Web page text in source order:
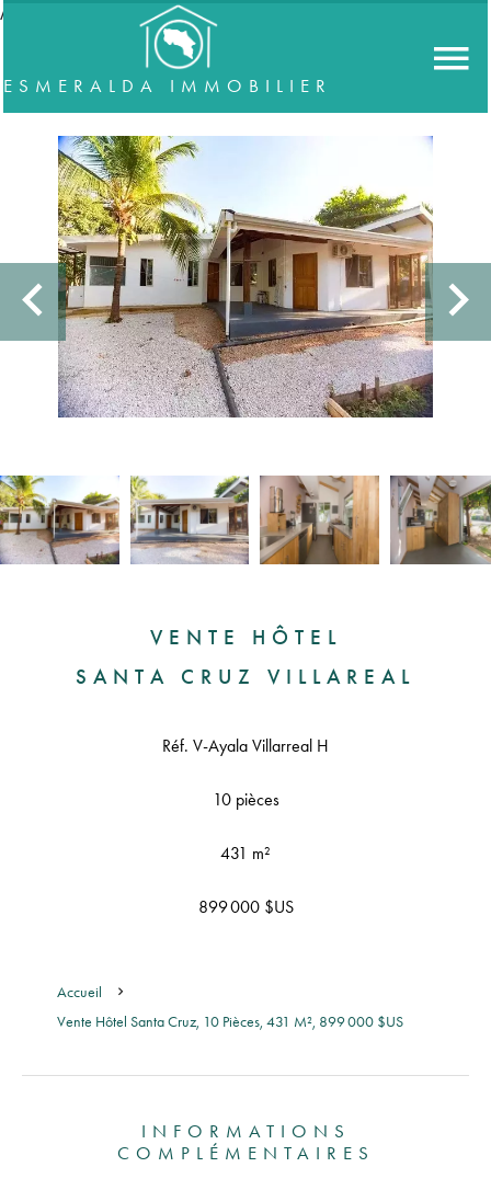
//accordeon
ESMERALDA IMMOBILIER
VENTE HÔTEL
SANTA CRUZ VILLAREAL
Réf. V-Ayala Villarreal H
10 pièces
431 m²
899 000 $US
Accueil
Vente Hôtel Santa Cruz, 10 Pièces, 431 M², 899 000 $US
INFORMATIONS
COMPLÉMENTAIRES